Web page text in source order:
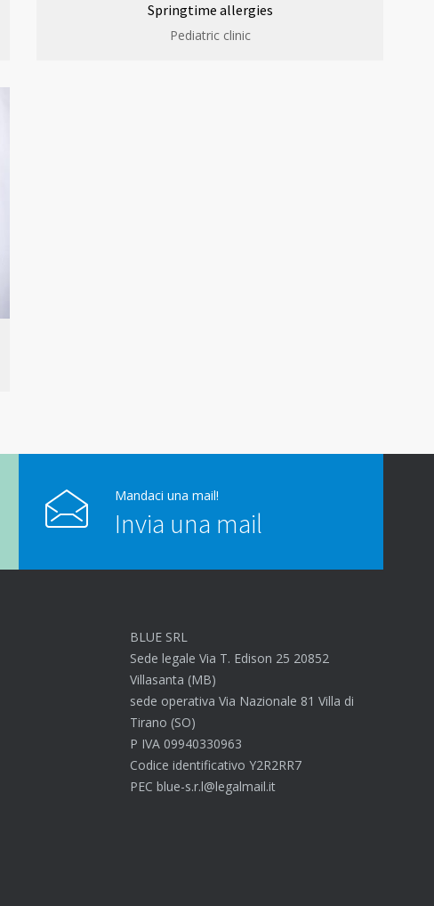
Springtime allergies
Pediatric clinic
Mandaci una mail!
Invia una mail
BLUE SRL
Sede legale Via T. Edison 25 20852
Villasanta (MB)
sede operativa Via Nazionale 81 Villa di
Tirano (SO)
P IVA 09940330963
Codice identificativo Y2R2RR7
PEC blue-s.r.l@legalmail.it